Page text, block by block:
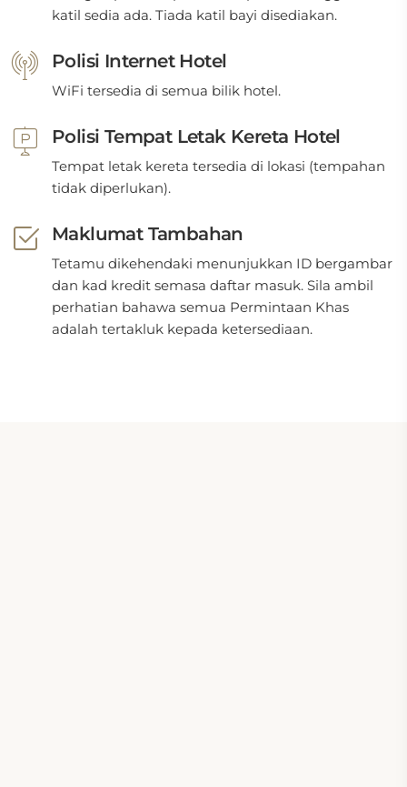
katil sedia ada. Tiada katil bayi disediakan.
Polisi Internet Hotel
WiFi tersedia di semua bilik hotel.
Polisi Tempat Letak Kereta Hotel
Tempat letak kereta tersedia di lokasi (tempahan
tidak diperlukan).
Maklumat Tambahan
Tetamu dikehendaki menunjukkan ID bergambar
dan kad kredit semasa daftar masuk. Sila ambil
perhatian bahawa semua Permintaan Khas
adalah tertakluk kepada ketersediaan.